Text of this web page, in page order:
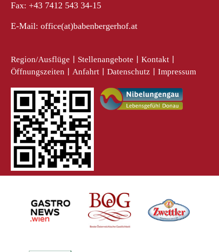
Fax: +43 7412 543 34-15
E-Mail:office(at)babenbergerhof.at
Region/Ausflüge Stellenangebote Kontakt
Öffnungszeiten Anfahrt Datenschutz Impressum